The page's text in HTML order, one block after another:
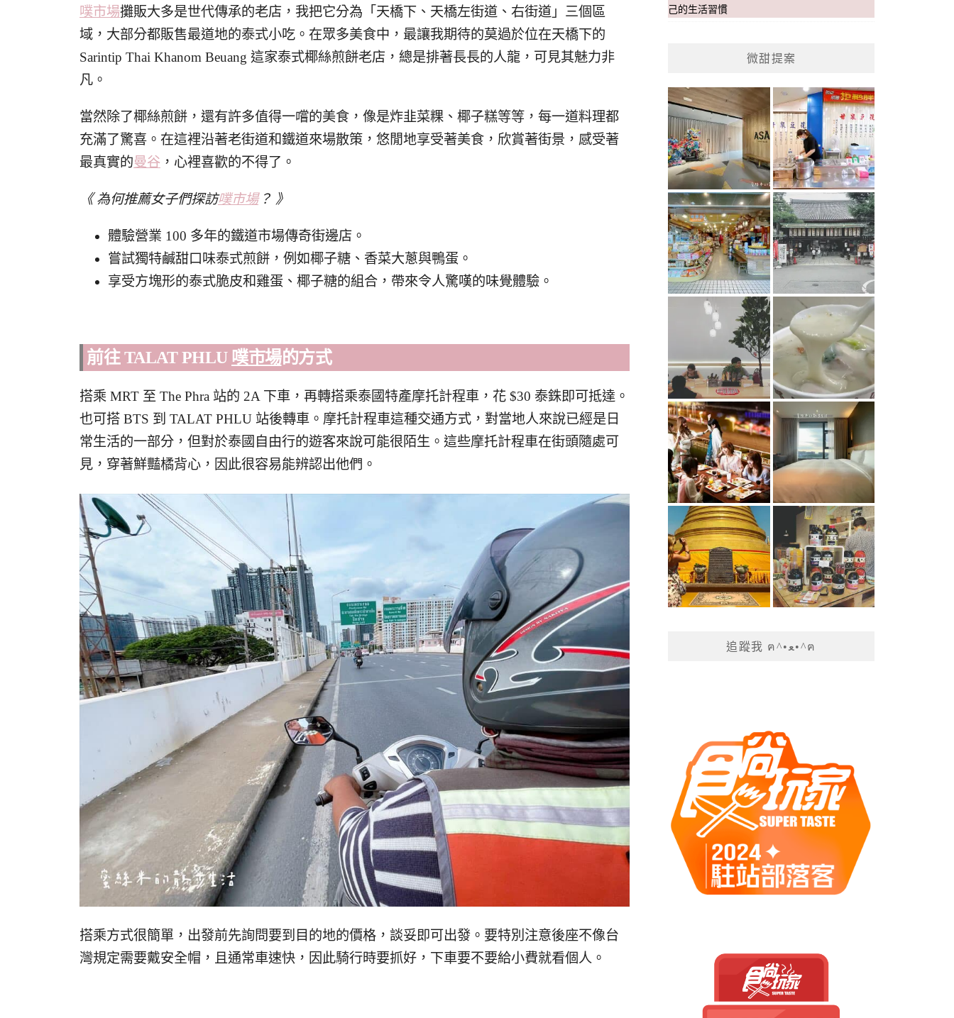
噗市場攤販大多是世代傳承的老店，我把它分為「天橋下、天橋左街道、右街道」三個區
域，大部分都販售最道地的泰式小吃。在眾多美食中，最讓我期待的莫過於位在天橋下的
Sarintip Thai Khanom Beuang 這家泰式椰絲煎餅老店，總是排著長長的人龍，可見其魅力非
凡。
當然除了椰絲煎餅，還有許多值得一嚐的美食，像是炸韭菜粿、椰子糕等等，每一道料理都
充滿了驚喜。在這裡沿著老街道和鐵道來場散策，悠閒地享受著美食，欣賞著街景，感受著
最真實的曼谷 ，心裡喜歡的不得了。
《 為何推薦女子們探訪噗市場？ 》
體驗營業 100 多年的鐵道市場傳奇街邊店。
嘗試獨特鹹甜口味泰式煎餅，例如椰子糖、香菜大蔥與鴨蛋。
享受方塊形的泰式脆皮和雞蛋、椰子糖的組合，帶來令人驚嘆的味覺體驗。
前往 TALAT PHLU 噗市場的方式
搭乘 MRT 至 The Phra 站的 2A 下車，再轉搭乘泰國特產摩托計程車，花 $30 泰銖即可抵達。
也可搭 BTS 到 TALAT PHLU 站後轉車。摩托計程車這種交通方式，對當地人來說已經是日
常生活的一部分，但對於泰國自由行的遊客來說可能很陌生。這些摩托計程車在街頭隨處可
見，穿著鮮豔橘背心，因此很容易能辨認出他們。
搭乘方式很簡單，出發前先詢問要到目的地的價格，談妥即可出發。要特別注意後座不像台
灣規定需要戴安全帽，且通常車速快，因此騎行時要抓好，下車要不要給小費就看個人。
己的生活習慣
微甜提案
追蹤我 ฅ^•ﻌ•^ฅ